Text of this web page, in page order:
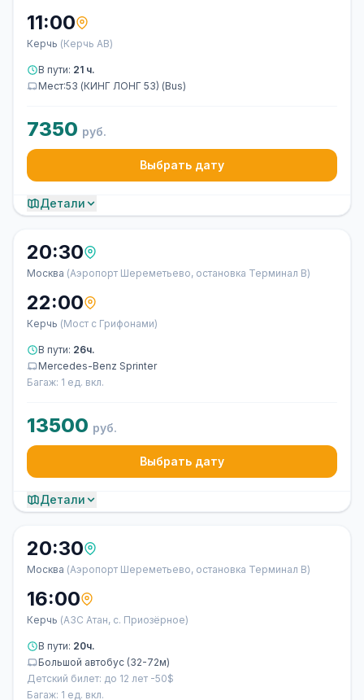
11:00
Керчь (Керчь АВ)
В пути: 21 ч.
Мест:53 (КИНГ ЛОНГ 53) (Bus)
7350 руб.
Выбрать дату
Детали
20:30
Москва (Аэропорт Шереметьево, остановка Терминал В)
22:00
Керчь (Мост с Грифонами)
В пути: 26ч.
Mercedes-Benz Sprinter
Багаж: 1 ед. вкл.
13500 руб.
Выбрать дату
Детали
20:30
Москва (Аэропорт Шереметьево, остановка Терминал В)
16:00
Керчь (АЗС Атан, с. Приозёрное)
В пути: 20ч.
Большой автобус (32-72м)
Детский билет: до 12 лет -50$
Багаж: 1 ед. вкл.